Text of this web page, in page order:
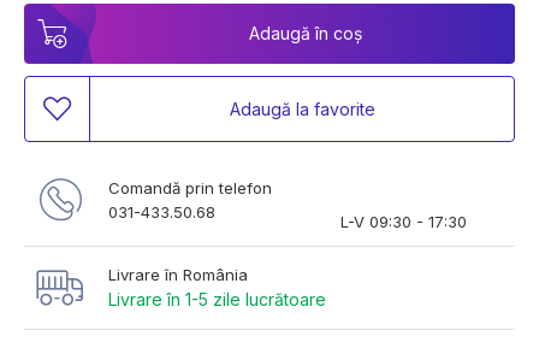
Adaugă în coș
Adaugă la favorite
Comandă prin telefon
031-433.50.68
L-V 09:30 - 17:30
Livrare în România
Livrare în 1-5 zile lucrătoare